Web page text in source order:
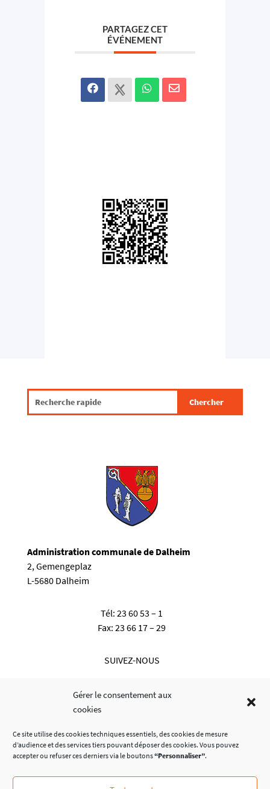
Gérer le consentement aux
cookies
Ce site utilise des cookies techniques essentiels, des cookies de mesure
d’audience et des services tiers pouvant déposer des cookies. Vous pouvez
accepter ou refuser ces derniers via le boutons“Personnaliser”.
PARTAGEZ CET
ÉVÉNEMENT
Administration communale de Dalheim
2, Gemengeplaz
L-5680 Dalheim
Tél:23 60 53 – 1
Fax:23 66 17 – 29
SUIVEZ-NOUS